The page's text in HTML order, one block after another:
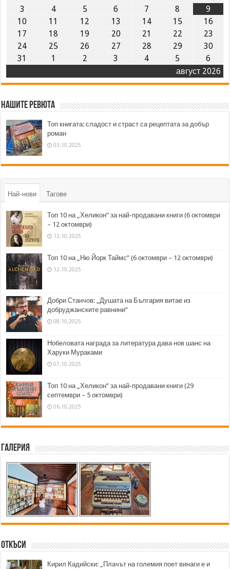
август 2026
3
4 5 6 7 8
9
10
11 12 13 14 15
16
17
18 19 20 21 22
23
24
25 26 27 28 29
30
31
1 2 3 4 5 6
Нашите ревюта
Топ книгата: сладост и страст са рецептата за добър
роман
03.10.2025
Най-нови Тагове
Топ 10 на „Хеликон” за най-продавани книги (6 октомври
– 12 октомври)
12.10.2025
Топ 10 на „Ню Йорк Таймс” (6 октомври – 12 октомври)
12.10.2025
Добри Станчов: „Душата на България витае из
добруджанските равнини“
08.10.2025
Нобеловата награда за литература дава нов шанс на
Харуки Мураками
07.10.2025
Топ 10 на „Хеликон” за най-продавани книги (29
септември – 5 октомври)
06.10.2025
Галерия
Откъси
Кирил Кадийски: „Плачът на големия поет винаги е и